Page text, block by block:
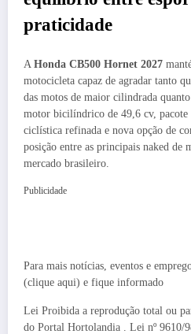
praticidade
A Honda CB500 Hornet 2027
motocicleta capaz de agradar tanto
das motos de maior cilindrada
motor bicilíndrico de 49,6 cv, pacote
ciclística refinada e nova opção de
posição entre as principais naked de
mercado brasileiro.
Publicidade
Para mais notícias, eventos e
(clique aqui) e fique informado
Lei Proibida a reprodução total ou
do Portal Hortolandia . Lei nº 9610/